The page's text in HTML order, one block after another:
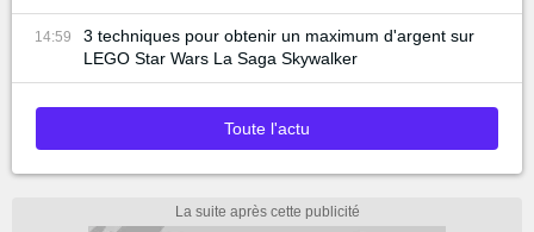
14:59
3 techniques pour obtenir un maximum d'argent sur
LEGO Star Wars La Saga Skywalker
Toute l'actu